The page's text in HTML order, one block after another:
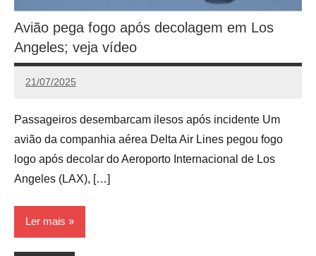
Avião pega fogo após decolagem em Los
Angeles; veja vídeo
21/07/2025
Calango
Passageiros desembarcam ilesos após incidente Um
avião da companhia aérea Delta Air Lines pegou fogo
logo após decolar do Aeroporto Internacional de Los
Angeles (LAX), […]
Ler mais